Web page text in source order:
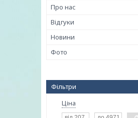
Про нас
Відгуки
Новини
Фото
Фільтри
Ціна